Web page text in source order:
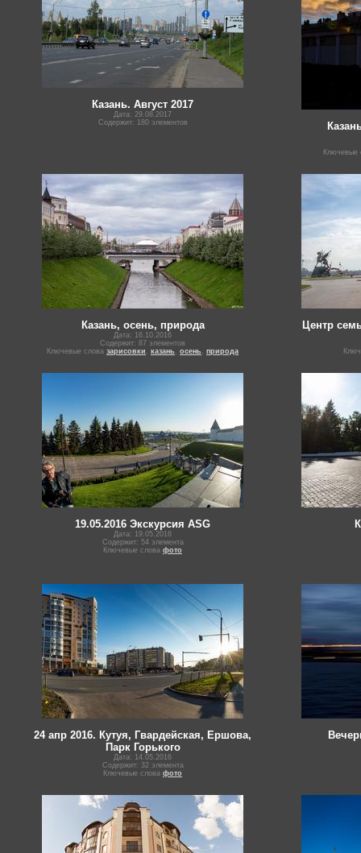
Казань. Август 2017
Дата: 29.08.2017
Содержит: 180 элементов
Ключевые
Казань, осень, природа
Дата: 16.10.2016
Содержит: 87 элементов
Ключевые слова зарисовки , казань , осень , природа
Центр
19.05.2016 Экскурсия ASG
Дата: 19.05.2016
Содержит: 54 элемента
Ключевые слова фото
24 апр 2016. Кутуя, Гвардейская, Ершова,
Парк Горького
Дата: 14.05.2016
Содержит: 32 элемента
Ключевые слова фото